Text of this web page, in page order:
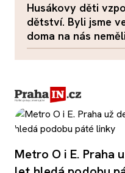
Husákovy děti
dětství. Byli jsme
doma na nás
Metro O i E. Praha